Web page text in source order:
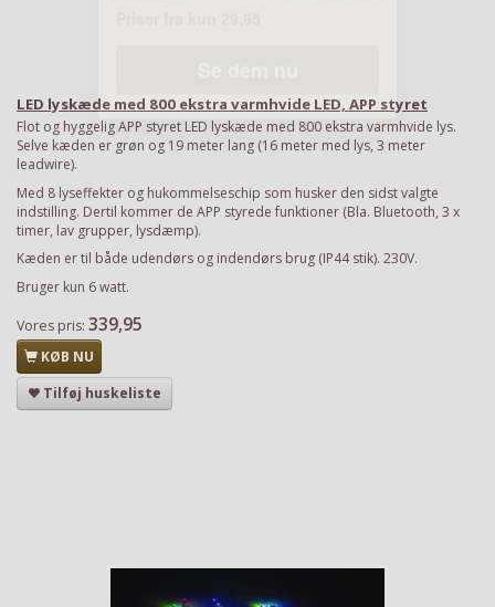
LED lyskæde med 800 ekstra varmhvide LED, APP styret
Flot og hyggelig APP styret LED lyskæde med 800 ekstra varmhvide lys.
Selve kæden er grøn og 19 meter lang (16 meter med lys, 3 meter
leadwire).
Med 8 lyseffekter og hukommelseschip som husker den sidst valgte
indstilling. Dertil kommer de APP styrede funktioner (Bla. Bluetooth, 3 x
timer, lav grupper, lysdæmp).
Kæden er til både udendørs og indendørs brug (IP44 stik). 230V.
Bruger kun 6 watt.
Vores pris: 339,95
KØB NU
Tilføj huskeliste